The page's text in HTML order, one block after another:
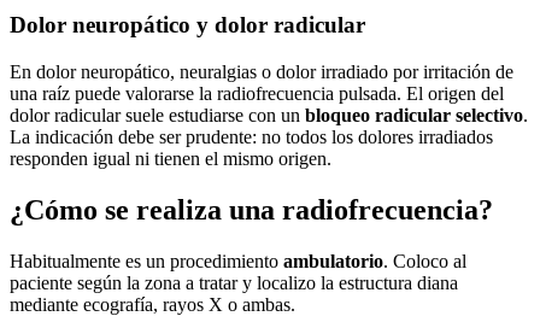
Dolor neuropático y dolor radicular
En dolor neuropático, neuralgias o dolor irradiado por irritación de
una raíz puede valorarse la radiofrecuencia pulsada. El origen del
dolor radicular suele estudiarse con un bloqueo radicular selectivo.
La indicación debe ser prudente: no todos los dolores irradiados
responden igual ni tienen el mismo origen.
¿Cómo se realiza una radiofrecuencia?
Habitualmente es un procedimiento ambulatorio. Coloco al
paciente según la zona a tratar y localizo la estructura diana
mediante ecografía, rayos X o ambas.